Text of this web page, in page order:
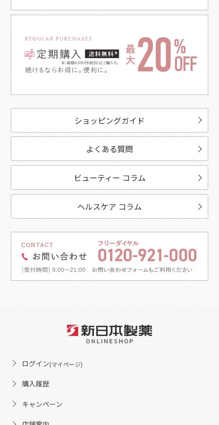
ショッピングガイド
よくある質問
ビューティー コラム
ヘルスケア コラム
ログイン(マイページ)
購入履歴
キャンペーン